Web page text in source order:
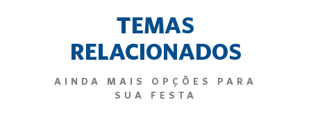
TEMAS
RELACIONADOS
AINDA MAIS OPÇÕES PARA
SUA FESTA